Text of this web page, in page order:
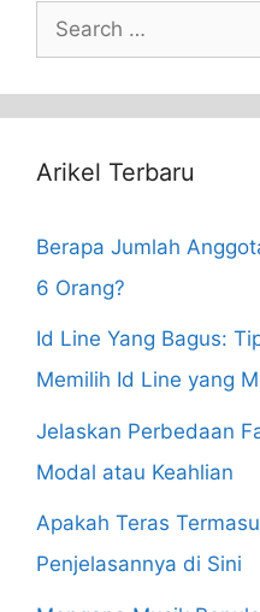
Search
for:
Arikel Terbaru
Berapa Jumlah
6 Orang?
Id Line Yang Bagus:
Memilih Id Line yang
Jelaskan Perbedaan
Modal atau Keahlian
Apakah Teras
Penjelasannya di Sini